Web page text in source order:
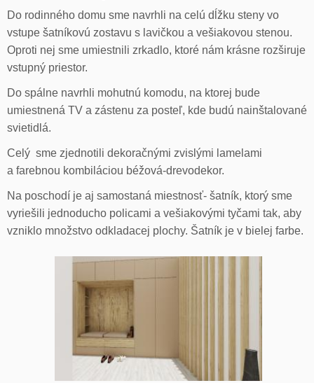
Do rodinného domu sme navrhli na celú dĺžku steny vo
vstupe šatníkovú zostavu s lavičkou a vešiakovou stenou.
Oproti nej sme umiestnili zrkadlo, ktoré nám krásne rozširuje
vstupný priestor.
Do spálne navrhli mohutnú komodu, na ktorej bude
umiestnená TV a zástenu za posteľ, kde budú nainštalované
svietidlá.
Celý sme zjednotili dekoračnými zvislými lamelami
a farebnou kombiláciou béžová-drevodekor.
Na poschodí je aj samostaná miestnosť- šatník, ktorý sme
vyriešili jednoducho policami a vešiakovými tyčami tak, aby
vzniklo množstvo odkladacej plochy. Šatník je v bielej farbe.